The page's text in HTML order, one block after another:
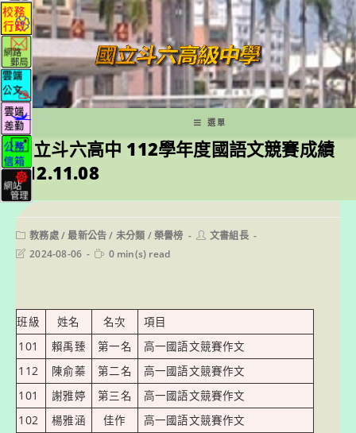
跳
轉
至
主
要
內
容
選單
國立斗六高中 112學年度國語文競賽成績
112.11.08
Post
category:
教務處/ 最新公告 / 未分類 /榮譽榜
Post文書組長
Post2024-08-06
Reading
0 min(s) read
班級 姓名 名次
項目
101
賴禹臻 第一名
高一國語文競賽作文
112
陳俞蓁 第二名
高一國語文競賽作文
101
謝雅婷 第三名
高一國語文競賽作文
102
楊雅涵 佳作
高一國語文競賽作文